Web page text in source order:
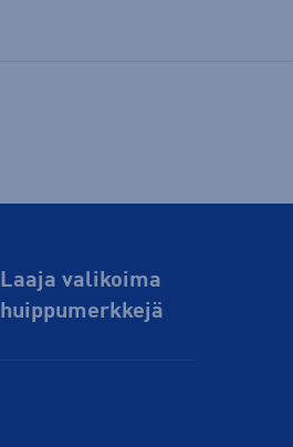
Laaja valikoima
huippu­merkkejä